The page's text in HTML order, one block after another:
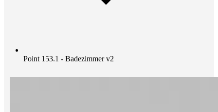
Point 153.1 - Badezimmer v2